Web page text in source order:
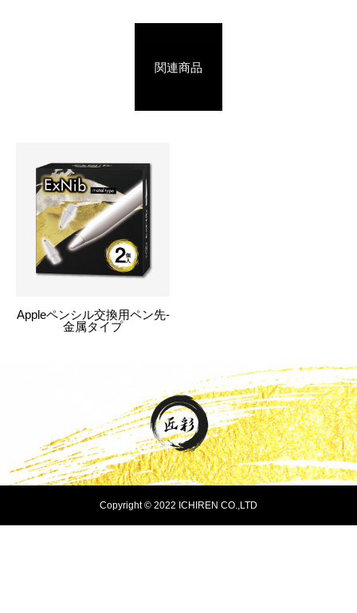
関連商品
Appleペンシル交換用ペン先-
金属タイプ
Copyright © 2022 ICHIREN CO.,LTD